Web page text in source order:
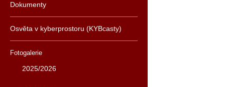
Dokumenty
Osvěta v kyberprostoru (KYBcasty)
Fotogalerie
2025/2026